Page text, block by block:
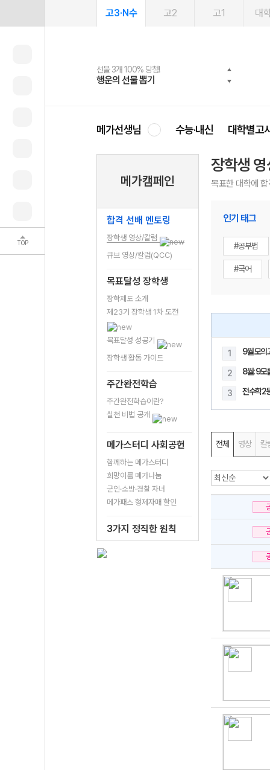
TOP
고3·N수 고2 고1 대
선물 3개 100% 당첨!
행운의 선물 뽑기
선물 100% 증정!
메가스터디 X 올리브
여름방학 스터디 캐시백
메가런 썸머스쿨
2027 러셀 단과
강사 공개선발
스마트러닝앱
설문 EVENT
메가패스
3일 무료 체험권
메가패스 수강생 무료혜택!
메가클럽 멤버십
사회공헌 캠페인
희망이룸 메가나눔
메가선생님 수능·내신 대학별고
메가캠페인
합격 선배 멘토링
장학생 영상/칼럼
큐브 영상/칼럼(QCC)
목표달성 장학생
장학제도 소개
제23기 장학생 1차 도전
목표달성 성공기
장학생 활동 가이드
주간완전학습
주간완전학습이란?
실천 비법 공개
메가스터디 사회공헌
함께하는 메가스터디
희망이룸 메가나눔
군인·소방·경찰 자녀
메가패스 형제자매 할인
3가지 정직한 원칙
장학생
목표한 대학에
인기 태그
#공부법
#국어
1 9월 모의
2 8월: 9모
3 전수학2
전체 영상 칼